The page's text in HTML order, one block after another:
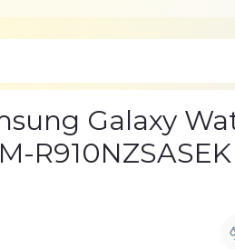
Galaxy
R910NZSASEK